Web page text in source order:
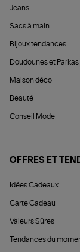
Jeans
Sacs à main
Bijoux tendances
Doudounes et Parkas
Maison déco
Beauté
Conseil Mode
OFFRES ET
Idées Cadeaux
Carte Cadeau
Valeurs Sûres
Tendances du